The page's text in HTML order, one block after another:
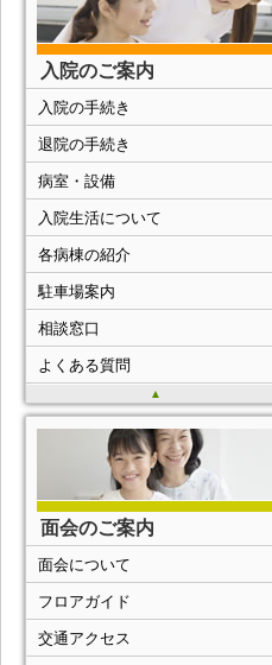
入院のご案内
▲
入院の手続き
退院の手続き
病室・設備
入院生活について
各病棟の紹介
駐車場案内
相談窓口
よくある質問
面会のご案内
面会について
フロアガイド
交通アクセス